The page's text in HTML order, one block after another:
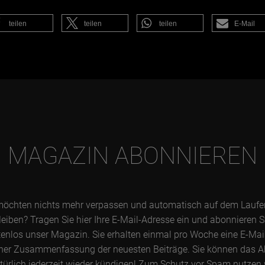
teilen teilen teilen E-Mail
MAGAZIN ABONNIEREN
nichts mehr verpassen und automatisch auf dem
Tragen Sie hier Ihre E-Mail-Adresse ein und abonnieren
unser Magazin. Sie erhalten einmal pro Woche eine E-
Zusammenfassung der neuesten Beiträge. Sie können das